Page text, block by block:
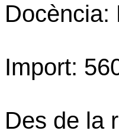
Docència:
Import:
Des de la